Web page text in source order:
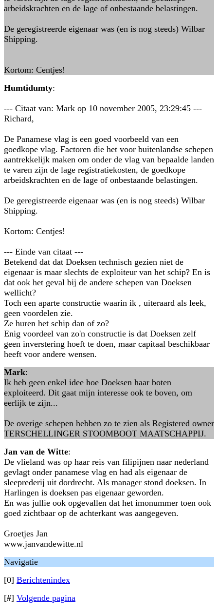
arbeidskrachten en de lage of onbestaande belastingen.
De geregistreerde eigenaar was (en is nog steeds) Wilbar
Shipping.
Kortom: Centjes!
Humtidumty:
--- Citaat van: Mark op 10 november 2005, 23:29:45 ---
Richard,
De Panamese vlag is een goed voorbeeld van een
goedkope vlag. Factoren die het voor buitenlandse schepen
aantrekkelijk maken om onder de vlag van bepaalde landen
te varen zijn de lage registratiekosten, de goedkope
arbeidskrachten en de lage of onbestaande belastingen.
De geregistreerde eigenaar was (en is nog steeds) Wilbar
Shipping.
Kortom: Centjes!
--- Einde van citaat ---
Betekend dat dat Doeksen technisch gezien niet de
eigenaar is maar slechts de exploiteur van het schip? En is
dat ook het geval bij de andere schepen van Doeksen
wellicht?
Toch een aparte constructie waarin ik , uiteraard als leek,
geen voordelen zie.
Ze huren het schip dan of zo?
Enig voordeel van zo'n constructie is dat Doeksen zelf
geen inverstering hoeft te doen, maar capitaal beschikbaar
heeft voor andere wensen.
Mark:
Ik heb geen enkel idee hoe Doeksen haar boten
exploiteerd. Dit gaat mijn interesse ook te boven, om
eerlijk te zijn...
De overige schepen hebben zo te zien als Registered owner
TERSCHELLINGER STOOMBOOT MAATSCHAPPIJ.
Jan van de Witte:
De vlieland was op haar reis van filipijnen naar nederland
gevlagt onder panamese vlag en had als eigenaar de
sleeprederij uit dordrecht. Als manager stond doeksen. In
Harlingen is doeksen pas eigenaar geworden.
En was jullie ook opgevallen dat het imonummer toen ook
goed zichtbaar op de achterkant was aangegeven.
Groetjes Jan
www.janvandewitte.nl
Navigatie
[0] Berichtenindex
[#] Volgende pagina